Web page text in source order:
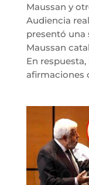
Maussan y
Audiencia
presentó una
Maussan
En
afirmaciones